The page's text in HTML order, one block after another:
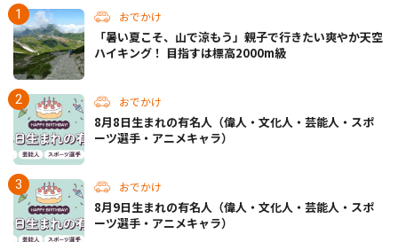
おでかけ
「暑い夏こそ、山で涼もう」親子で行きたい爽やか天空
ハイキング！ 目指すは標高2000m級
おでかけ
8月8日生まれの有名人（偉人・文化人・芸能人・スポ
ーツ選手・アニメキャラ）
おでかけ
8月9日生まれの有名人（偉人・文化人・芸能人・スポ
ーツ選手・アニメキャラ）